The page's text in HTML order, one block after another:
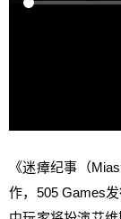
《迷瘴纪事（
作，505 Games